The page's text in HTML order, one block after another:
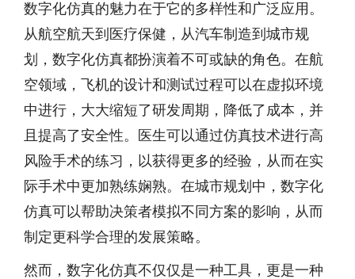
数字化仿真的魅力在于它的多样性和广泛应用。
从航空航天到医疗保健，从汽车制造到城市规
划，数字化仿真都扮演着不可或缺的角色。在航
空领域，飞机的设计和测试过程可以在虚拟环境
中进行，大大缩短了研发周期，降低了成本，并
且提高了安全性。医生可以通过仿真技术进行高
风险手术的练习，以获得更多的经验，从而在实
际手术中更加熟练娴熟。在城市规划中，数字化
仿真可以帮助决策者模拟不同方案的影响，从而
制定更科学合理的发展策略。
然而，数字化仿真不仅仅是一种工具，更是一种